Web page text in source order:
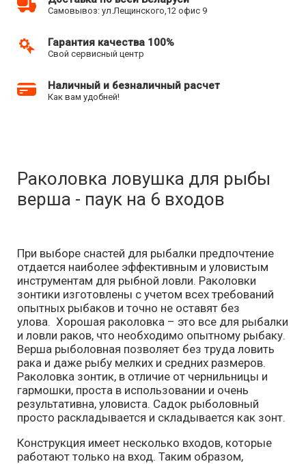
Самовывоз: ул.Лещинского,12 офис 9
Гарантия качества 100%
Свой сервисный центр
Наличный и безналичный расчет
Как вам удобней!
Раколовка ловушка для рыбы
верша - паук на 6 входов
При выборе снастей для рыбалки предпочтение
отдается наиболее эффективным и уловистым
инструментам для рыбной ловли. Раколовки
зонтики изготовлены с учетом всех требований
опытных рыбаков и точно не оставят без
улова. Хорошая раколовка – это все для рыбалки
и ловли раков, что необходимо опытному рыбаку.
Верша рыболовная позволяет без труда ловить
рака и даже рыбу мелких и средних размеров.
Раколовка зонтик, в отличие от чернильницы и
гармошки, проста в использовании и очень
результативна, уловиста. Садок рыболовный
просто раскладывается и складывается как зонт.
Конструкция имеет несколько входов, которые
работают только на вход. Таким образом,